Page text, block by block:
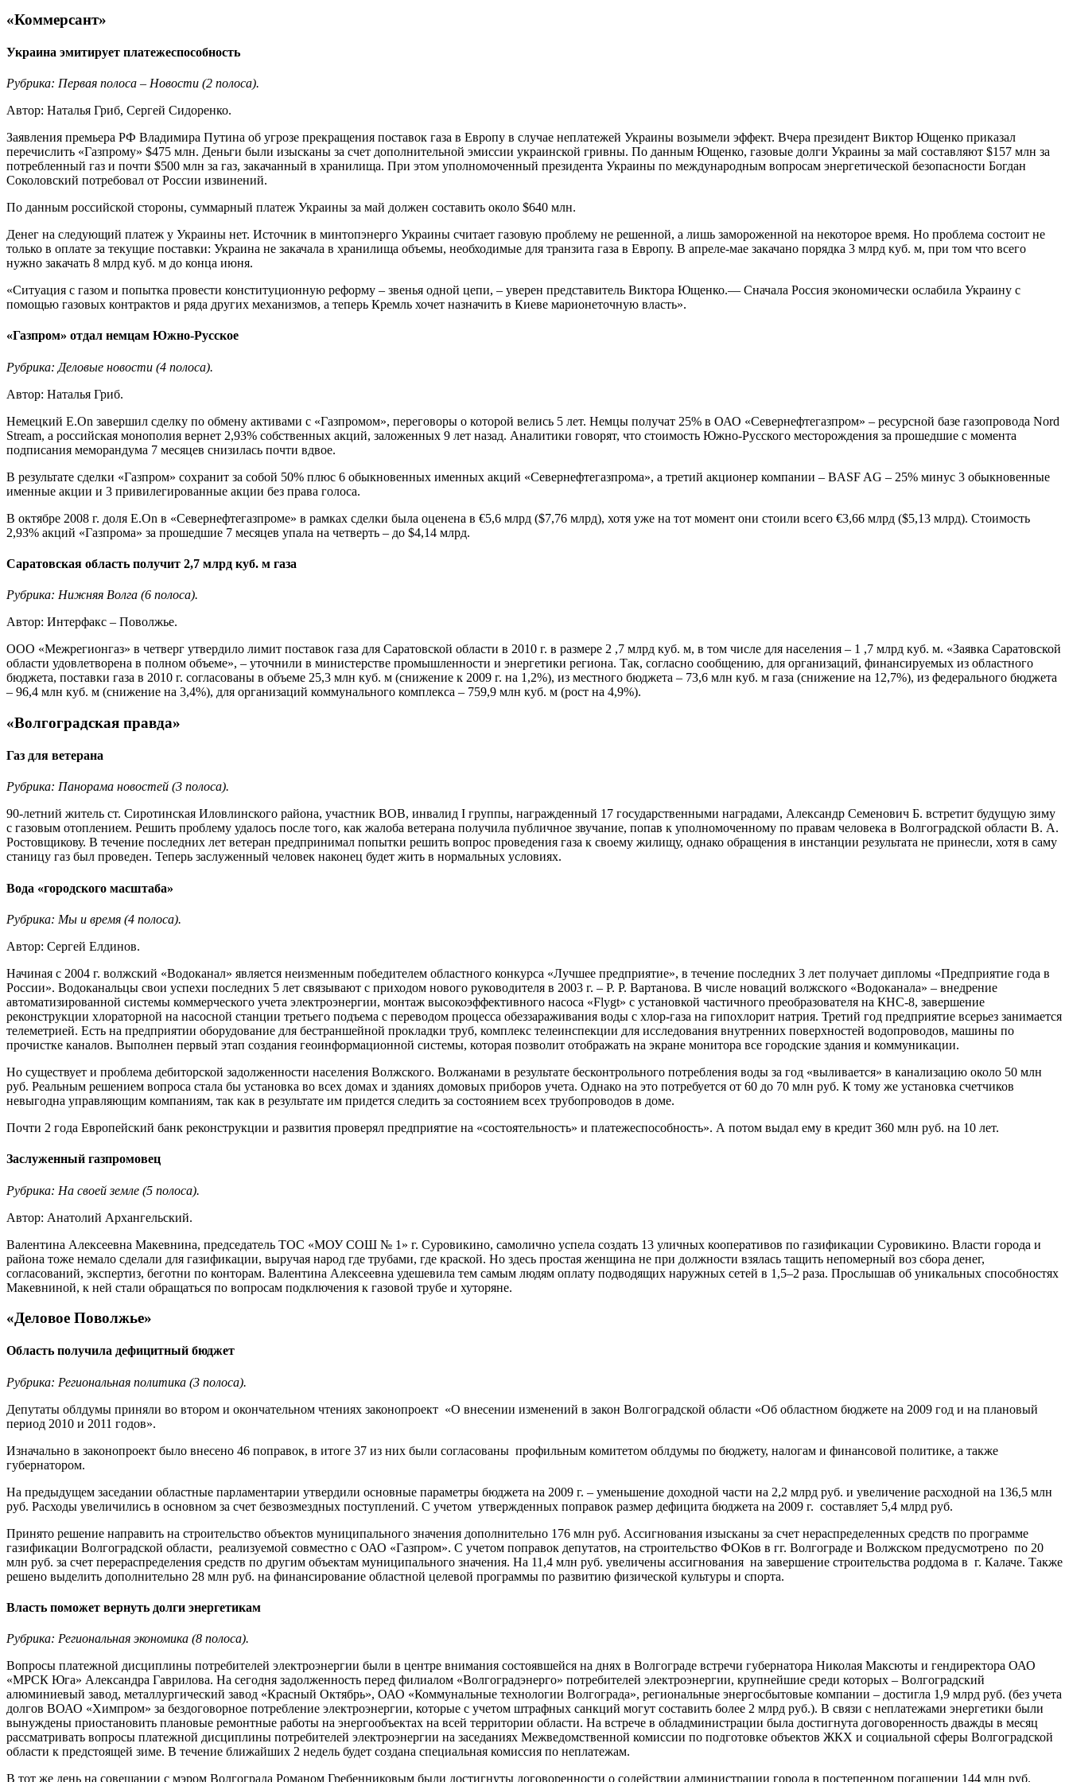
«Коммерсант»
Украина эмитирует платежеспособность
Рубрика: Первая полоса – Новости (2 полоса).
Автор: Наталья Гриб, Сергей Сидоренко.
Заявления премьера РФ Владимира Путина об угрозе прекращения поставок газа в Европу в случае неплатежей Украины возымели эффект. Вчера президент Виктор Ющенко приказал
перечислить «Газпрому» $475 млн. Деньги были изысканы за счет дополнительной эмиссии украинской гривны. По данным Ющенко, газовые долги Украины за май составляют $157 млн за
потребленный газ и почти $500 млн за газ, закачанный в хранилища. При этом уполномоченный президента Украины по международным вопросам энергетической безопасности Богдан
Соколовский потребовал от России извинений.
По данным российской стороны, суммарный платеж Украины за май должен составить около $640 млн.
Денег на следующий платеж у Украины нет. Источник в минтопэнерго Украины считает газовую проблему не решенной, а лишь замороженной на некоторое время. Но проблема состоит не
только в оплате за текущие поставки: Украина не закачала в хранилища объемы, необходимые для транзита газа в Европу. В апреле-мае закачано порядка 3 млрд куб. м, при том что всего
нужно закачать 8 млрд куб. м до конца июня.
«Ситуация с газом и попытка провести конституционную реформу – звенья одной цепи, – уверен представитель Виктора Ющенко.— Сначала Россия экономически ослабила Украину с
помощью газовых контрактов и ряда других механизмов, а теперь Кремль хочет назначить в Киеве марионеточную власть».
«Газпром» отдал немцам Южно-Русское
Рубрика: Деловые новости (4 полоса).
Автор: Наталья Гриб.
Немецкий E.On завершил сделку по обмену активами с «Газпромом», переговоры о которой велись 5 лет. Немцы получат 25% в ОАО «Севернефтегазпром» – ресурсной базе газопровода Nord
Stream, а российская монополия вернет 2,93% собственных акций, заложенных 9 лет назад. Аналитики говорят, что стоимость Южно-Русского месторождения за прошедшие с момента
подписания меморандума 7 месяцев снизилась почти вдвое.
В результате сделки «Газпром» сохранит за собой 50% плюс 6 обыкновенных именных акций «Севернефтегазпрома», а третий акционер компании – BASF AG – 25% минус 3 обыкновенные
именные акции и 3 привилегированные акции без права голоса.
В октябре 2008 г. доля E.On в «Севернефтегазпроме» в рамках сделки была оценена в €5,6 млрд ($7,76 млрд), хотя уже на тот момент они стоили всего €3,66 млрд ($5,13 млрд). Стоимость
2,93% акций «Газпрома» за прошедшие 7 месяцев упала на четверть – до $4,14 млрд.
Саратовская область получит 2,7 млрд куб. м газа
Рубрика: Нижняя Волга (6 полоса).
Автор: Интерфакс – Поволжье.
ООО «Межрегионгаз» в четверг утвердило лимит поставок газа для Саратовской области в 2010 г. в размере 2 ,7 млрд куб. м, в том числе для населения – 1 ,7 млрд куб. м. «Заявка Саратовской
области удовлетворена в полном объеме», – уточнили в министерстве промышленности и энергетики региона. Так, согласно сообщению, для организаций, финансируемых из областного
бюджета, поставки газа в 2010 г. согласованы в объеме 25,3 млн куб. м (снижение к 2009 г. на 1,2%), из местного бюджета – 73,6 млн куб. м газа (снижение на 12,7%), из федерального бюджета
– 96,4 млн куб. м (снижение на 3,4%), для организаций коммунального комплекса – 759,9 млн куб. м (рост на 4,9%).
«Волгоградская правда»
Газ для ветерана
Рубрика: Панорама новостей (3 полоса).
90-летний житель ст. Сиротинская Иловлинского района, участник ВОВ, инвалид I группы, награжденный 17 государственными наградами, Александр Семенович Б. встретит будущую зиму
с газовым отоплением. Решить проблему удалось после того, как жалоба ветерана получила публичное звучание, попав к уполномоченному по правам человека в Волгоградской области В. А.
Ростовщикову. В течение последних лет ветеран предпринимал попытки решить вопрос проведения газа к своему жилищу, однако обращения в инстанции результата не принесли, хотя в саму
станицу газ был проведен. Теперь заслуженный человек наконец будет жить в нормальных условиях.
Вода «городского масштаба»
Рубрика: Мы и время (4 полоса).
Автор: Сергей Елдинов.
Начиная с 2004 г. волжский «Водоканал» является неизменным победителем областного конкурса «Лучшее предприятие», в течение последних 3 лет получает дипломы «Предприятие года в
России». Водоканальцы свои успехи последних 5 лет связывают с приходом нового руководителя в 2003 г. – Р. Р. Вартанова. В числе новаций волжского «Водоканала» – внедрение
автоматизированной системы коммерческого учета электроэнергии, монтаж высокоэффективного насоса «Flygt» с установкой частичного преобразователя на КНС-8, завершение
реконструкции хлораторной на насосной станции третьего подъема с переводом процесса обеззараживания воды с хлор-газа на гипохлорит натрия. Третий год предприятие всерьез занимается
телеметрией. Есть на предприятии оборудование для бестраншейной прокладки труб, комплекс телеинспекции для исследования внутренних поверхностей водопроводов, машины по
прочистке каналов. Выполнен первый этап создания геоинформационной системы, которая позволит отображать на экране монитора все городские здания и коммуникации.
Но существует и проблема дебиторской задолженности населения Волжского. Волжанами в результате бесконтрольного потребления воды за год «выливается» в канализацию около 50 млн
руб. Реальным решением вопроса стала бы установка во всех домах и зданиях домовых приборов учета. Однако на это потребуется от 60 до 70 млн руб. К тому же установка счетчиков
невыгодна управляющим компаниям, так как в результате им придется следить за состоянием всех трубопроводов в доме.
Почти 2 года Европейский банк реконструкции и развития проверял предприятие на «состоятельность» и платежеспособность». А потом выдал ему в кредит 360 млн руб. на 10 лет.
Заслуженный газпромовец
Рубрика: На своей земле (5 полоса).
Автор: Анатолий Архангельский.
Валентина Алексеевна Макевнина, председатель ТОС «МОУ СОШ № 1» г. Суровикино, самолично успела создать 13 уличных кооперативов по газификации Суровикино. Власти города и
района тоже немало сделали для газификации, выручая народ где трубами, где краской. Но здесь простая женщина не при должности взялась тащить непомерный воз сбора денег,
согласований, экспертиз, беготни по конторам. Валентина Алексеевна удешевила тем самым людям оплату подводящих наружных сетей в 1,5–2 раза. Прослышав об уникальных способностях
Макевниной, к ней стали обращаться по вопросам подключения к газовой трубе и хуторяне.
«Деловое Поволжье»
Область получила дефицитный бюджет
Рубрика: Региональная политика (3 полоса).
Депутаты облдумы приняли во втором и окончательном чтениях законопроект «О внесении изменений в закон Волгоградской области «Об областном бюджете на 2009 год и на плановый
период 2010 и 2011 годов».
Изначально в законопроект было внесено 46 поправок, в итоге 37 из них были согласованы профильным комитетом облдумы по бюджету, налогам и финансовой политике, а также
губернатором.
На предыдущем заседании областные парламентарии утвердили основные параметры бюджета на 2009 г. – уменьшение доходной части на 2,2 млрд руб. и увеличение расходной на 136,5 млн
руб. Расходы увеличились в основном за счет безвозмездных поступлений. С учетом утвержденных поправок размер дефицита бюджета на 2009 г. составляет 5,4 млрд руб.
Принято решение направить на строительство объектов муниципального значения дополнительно 176 млн руб. Ассигнования изысканы за счет нераспределенных средств по программе
газификации Волгоградской области, реализуемой совместно с ОАО «Газпром». С учетом поправок депутатов, на строительство ФОКов в гг. Волгограде и Волжском предусмотрено по 20
млн руб. за счет перераспределения средств по другим объектам муниципального значения. На 11,4 млн руб. увеличены ассигнования на завершение строительства роддома в г. Калаче. Также
решено выделить дополнительно 28 млн руб. на финансирование областной целевой программы по развитию физической культуры и спорта.
Власть поможет вернуть долги энергетикам
Рубрика: Региональная экономика (8 полоса).
Вопросы платежной дисциплины потребителей электроэнергии были в центре внимания состоявшейся на днях в Волгограде встречи губернатора Николая Максюты и гендиректора ОАО
«МРСК Юга» Александра Гаврилова. На сегодня задолженность перед филиалом «Волгоградэнерго» потребителей электроэнергии, крупнейшие среди которых – Волгоградский
алюминиевый завод, металлургический завод «Красный Октябрь», ОАО «Коммунальные технологии Волгограда», региональные энергосбытовые компании – достигла 1,9 млрд руб. (без учета
долгов ВОАО «Химпром» за бездоговорное потребление электроэнергии, которые с учетом штрафных санкций могут составить более 2 млрд руб.). В связи с неплатежами энергетики были
вынуждены приостановить плановые ремонтные работы на энергообъектах на всей территории области. На встрече в обладминистрации была достигнута договоренность дважды в месяц
рассматривать вопросы платежной дисциплины потребителей электроэнергии на заседаниях Межведомственной комиссии по подготовке объектов ЖКХ и социальной сферы Волгоградской
области к предстоящей зиме. В течение ближайших 2 недель будет создана специальная комиссия по неплатежам.
В тот же день на совещании с мэром Волгограда Романом Гребенниковым были достигнуты договоренности о содействии администрации города в постепенном погашении 144 млн руб.